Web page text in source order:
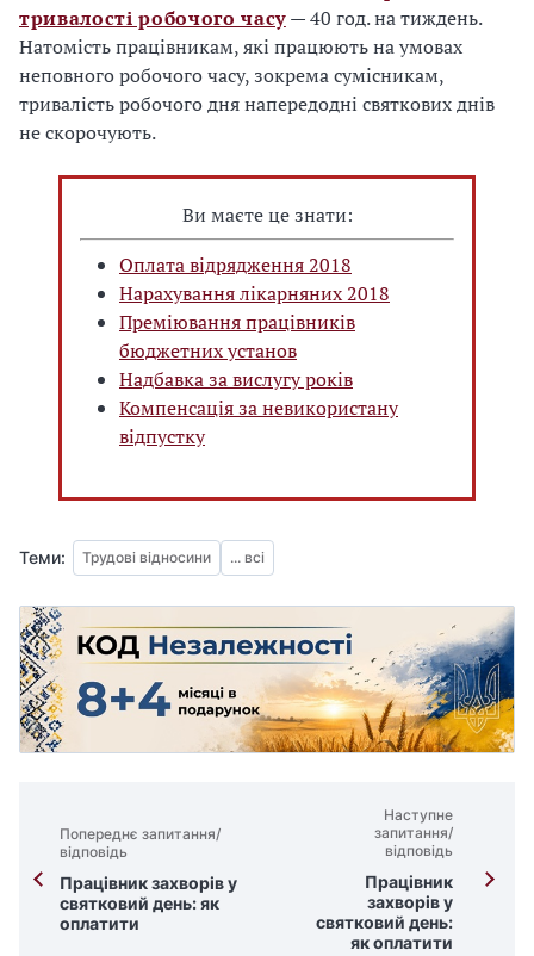
тривалості робочого часу— 40 год. на тиждень.
Натомість працівникам, які працюють на умовах
неповного робочого часу, зокрема сумісникам,
тривалість робочого дня напередодні святкових днів
не скорочують.
Ви маєте це знати:
Оплата відрядження 2018
Нарахування лікарняних 2018
Преміювання працівників
бюджетних установ
Надбавка за вислугу років
Компенсація за невикористану
відпустку
Теми: Трудові відносини ... всі
Попереднє запитання/
відповідь
Працівник захворів у
святковий день: як
оплатити
Наступне
запитання/
відповідь
Працівник
захворів у
святковий день:
як оплатити